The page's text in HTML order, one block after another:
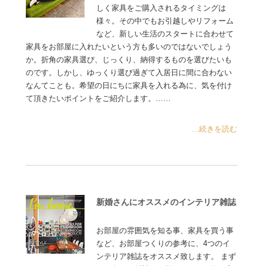
しく家具をご購入されるタイミングは
様々。その中でもお引越しやリフォーム
など、新しい生活のスタートに合わせて
家具をお部屋に入れたいという方も多いのではないでしょう
か。折角の家具選び、じっくり、納得するものを選びたいも
のです。しかし、ゆっくり選び過ぎて入居日に間に合わない
なんてことも。希望の日にちに家具を入れる為に、気を付け
て頂きたいポイントをご紹介します。……
...続きを読む
新婚さんにオススメのインテリア雑誌
お部屋の雰囲気を知る事、家具を買う事
など、お部屋つくりの参考に、4つのイ
ンテリア雑誌をオススメ致します。 まず